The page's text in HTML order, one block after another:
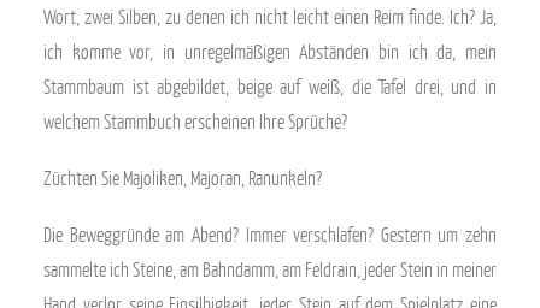
Wort, zwei Silben, zu denen ich nicht leicht einen Reim finde. Ich? Ja,
ich komme vor, in unregelmäßigen Abständen bin ich da, mein
Stammbaum ist abgebildet, beige auf weiß, die Tafel drei, und in
welchem Stammbuch erscheinen Ihre Sprüche?
Züchten Sie Majoliken, Majoran, Ranunkeln?
Die Beweggründe am Abend? Immer verschlafen? Gestern um zehn
sammelte ich Steine, am Bahndamm, am Feldrain, jeder Stein in meiner